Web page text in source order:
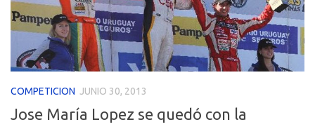
COMPETICION JUNIO 30, 2013
Jose María Lopez se quedó con la